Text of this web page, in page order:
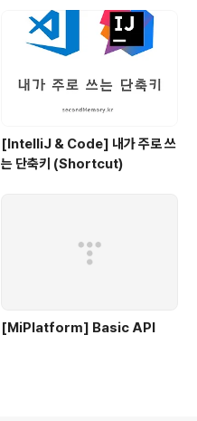
[IntelliJ & Code] 내가 주로 쓰
는 단축키 (Shortcut)
[MiPlatform] Basic API